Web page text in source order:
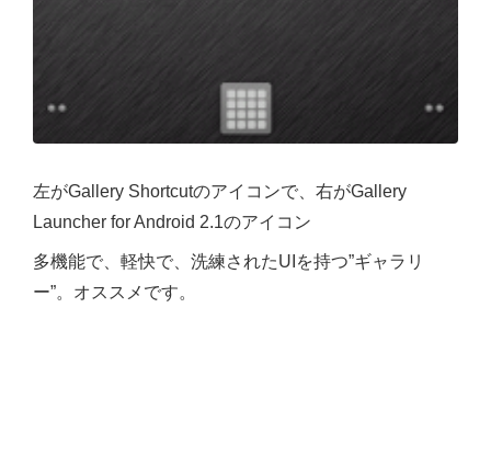
左がGallery Shortcutのアイコンで、右がGallery
Launcher for Android 2.1のアイコン
多機能で、軽快で、洗練されたUIを持つ”ギャラリ
ー”。オススメです。